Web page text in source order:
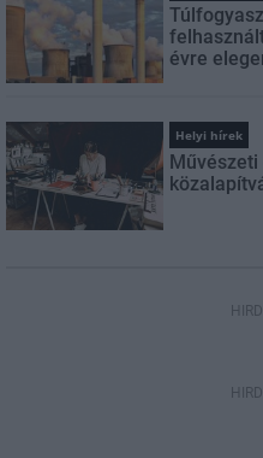
évre
Helyi hírek